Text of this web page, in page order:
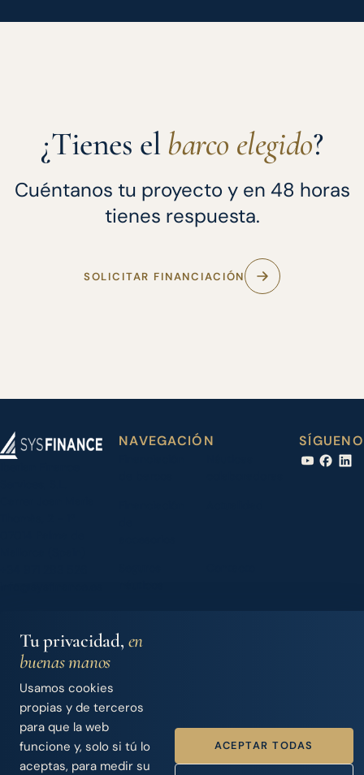
¿Tienes el barco elegido?
Cuéntanos tu proyecto y en 48 horas
tienes respuesta.
SOLICITAR FINANCIACIÓN
NAVEGACIÓN
© 2026 Iberian Finance Services, S.L.
SYS Finance · Intermediario de Crédito · Nº Registro Banco de
España D744
Aviso legal·Política de privacidad· Cookies
Handcrafted byPunk Solutions — not templated, not AI.
Tu privacidad, en
buenas manos
Usamos cookies
propias y de terceros
para que la web
funcione y, solo si tú lo
aceptas, para medir su
ACEPTAR TODAS